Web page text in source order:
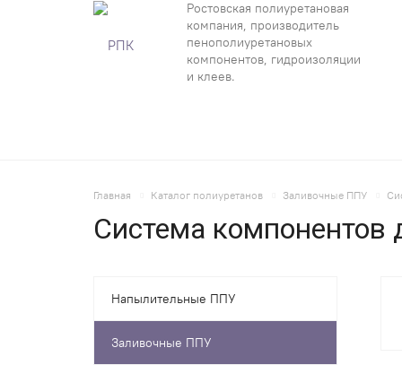
Ростовская полиуретановая
компания, производитель
пенополиуретановых
компонентов, гидроизоляции
и клеев.
Главная Каталог полиуретанов Заливочные ППУ
Система
Напылительные ППУ
Заливочные ППУ